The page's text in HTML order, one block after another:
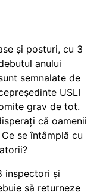
și posturi, cu 3
anului
semnalate de
USLI
grav de tot.
că oamenii
se întâmplă cu
inspectori și
să returneze